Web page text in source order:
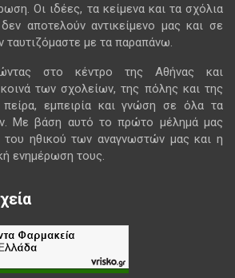
Οι ιδέες, τα κείμενα και τα σχόλια
αποτελούν αντικείμενο μας και σε
ταυτιζόμαστε με τα παραπάνω.
στο κέντρο της Αθήνας και
των σχολείων, της πόλης και της
εμπειρία και γνώση σε όλα τα
Με βάση αυτό το πρώτο μέλημά μας
του ηθικού των αναγνωστών μας και η
ενημέρωση τους.